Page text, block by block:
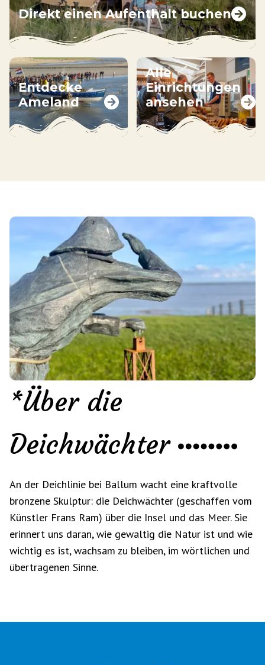
Direkt einen Aufenthalt buchen
Entdecke
Ameland
Alle
Einrichtungen
ansehen
*Über die
Deichwächter
An der Deichlinie bei Ballum wacht eine kraftvolle
bronzene Skulptur: die Deichwächter (geschaffen vom
Künstler Frans Ram) über die Insel und das Meer. Sie
erinnert uns daran, wie gewaltig die Natur ist und wie
wichtig es ist, wachsam zu bleiben, im wörtlichen und
übertragenen Sinne.